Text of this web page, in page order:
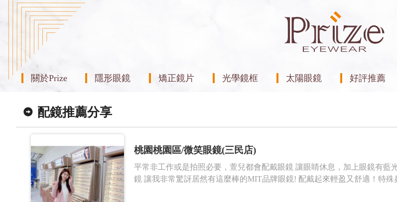
關於Prize 隱形眼鏡 矯正鏡片 光學鏡框 太陽眼鏡 好評推薦
配鏡推薦分享
桃園桃園區/微笑眼鏡(三民店)
平常非工作或是拍照必要，萱兒都會配戴眼鏡 讓眼睛休息，加上眼鏡有藍
鏡 讓我非常驚訝居然有這麼棒的MIT品牌眼鏡! 配戴起來輕盈又舒適！特殊